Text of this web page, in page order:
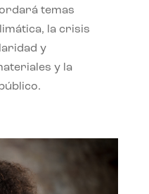
temas
la crisis
y
y la